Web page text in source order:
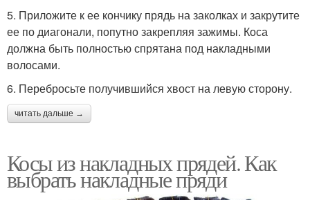
5. Приложите к ее кончику прядь на заколках и закрутите
ее по диагонали, попутно закрепляя зажимы. Коса
должна быть полностью спрятана под накладными
волосами.
6. Перебросьте получившийся хвост на левую сторону.
читать дальше →
Косы из накладных прядей. Как
выбрать накладные пряди